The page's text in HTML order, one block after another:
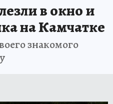
в окно и
на Камчатке
знакомого